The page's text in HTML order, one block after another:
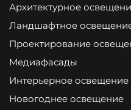
Архитектурное
Ландшафтное
Проектирование
Медиафасады
Интерьерное освещение
Новогоднее освещение